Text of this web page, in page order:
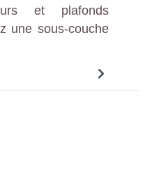
et plafonds
une sous-couche